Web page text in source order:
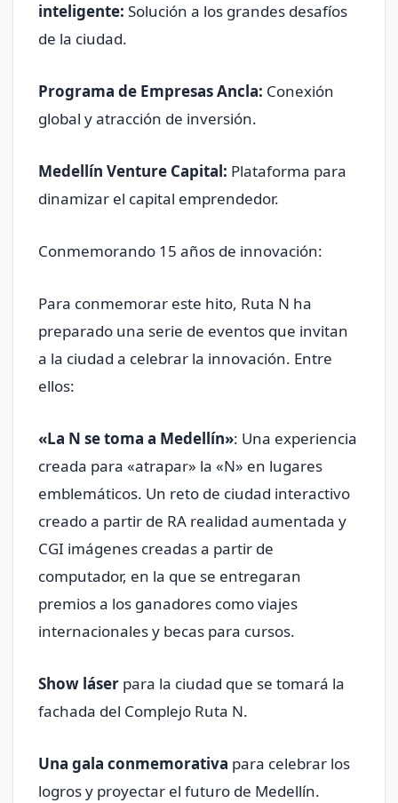
inteligente: Solución a los grandes desafíos
de la ciudad.
Programa de Empresas Ancla: Conexión
global y atracción de inversión.
Medellín Venture Capital: Plataforma para
dinamizar el capital emprendedor.
Conmemorando 15 años de innovación:
Para conmemorar este hito, Ruta N ha
preparado una serie de eventos que invitan
a la ciudad a celebrar la innovación. Entre
ellos:
«La N se toma a Medellín»: Una experiencia
creada para «atrapar» la «N» en lugares
emblemáticos. Un reto de ciudad interactivo
creado a partir de RA realidad aumentada y
CGI imágenes creadas a partir de
computador, en la que se entregaran
premios a los ganadores como viajes
internacionales y becas para cursos.
Show láser para la ciudad que se tomará la
fachada del Complejo Ruta N.
Una gala conmemorativa para celebrar los
logros y proyectar el futuro de Medellín.